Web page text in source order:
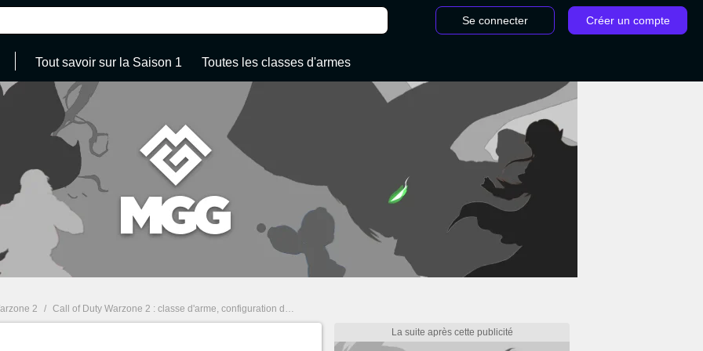
Se connecter Créer un compte
Tout savoir sur la Saison 1 Toutes les classes d'armes
2 / Call of Duty Warzone 2 : classe d'arme, configuration d'arme